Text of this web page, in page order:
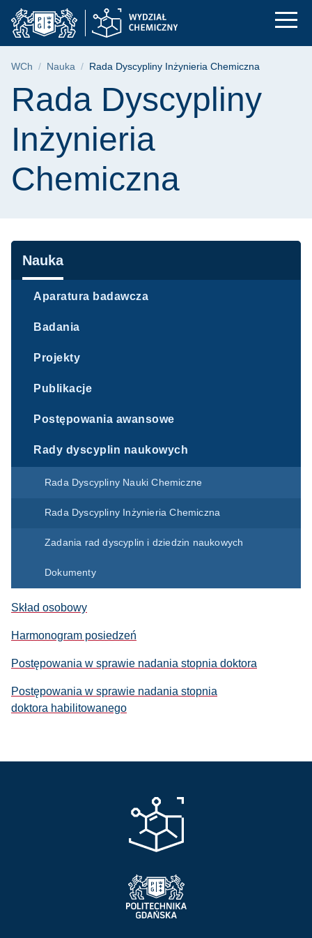
Przejdź
do
menu
Przejdź
do
wyszukiwarki
Przejdź
do
treści
Rada Dyscypliny
Ścieżka nawigacyjna
WCh Nauka Rada Dyscypliny Inżynieria Chemiczna
Treść strony
Rada Dyscypliny
Inżynieria
Chemiczna
Nawigacja
Nauka
Aparatura badawcza
Badania
Projekty
Publikacje
Postępowania awansowe
Rady dyscyplin naukowych
Rada Dyscypliny Nauki Chemiczne
Rada Dyscypliny Inżynieria Chemiczna
Zadania rad dyscyplin i dziedzin naukowych
Dokumenty
Skład osobowy
Harmonogram posiedzeń
Postępowania w sprawie nadania stopnia doktora
Postępowania w sprawie nadania stopnia
doktora habilitowanego